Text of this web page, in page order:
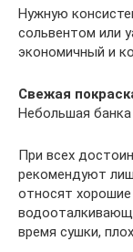
Нужную
сольвентом или
экономичный и
Свежая
Небольшая банка
При всех
рекомендуют
относят
время сушки,